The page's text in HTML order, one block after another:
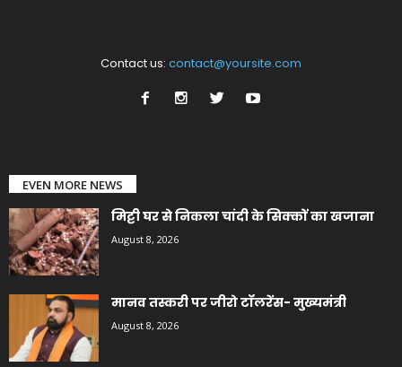
Contact us: contact@yoursite.com
EVEN MORE NEWS
मिट्टी घर से निकला चांदी के सिक्कों का खजाना
August 8, 2026
मानव तस्करी पर जीरो टॉलरेंस- मुख्यमंत्री
August 8, 2026